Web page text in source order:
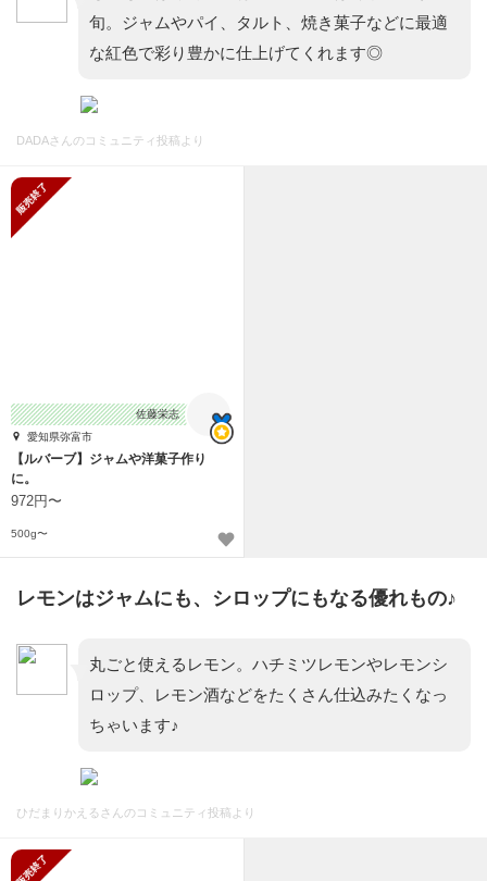
旬。ジャムやパイ、タルト、焼き菓子などに最適
な紅色で彩り豊かに仕上げてくれます◎
DADAさんのコミュニティ投稿より
佐藤栄志
愛知県弥富市
【ルバーブ】ジャムや洋菓子作り
に。
972円〜
500g〜
レモンはジャムにも、シロップにもなる優れもの♪
丸ごと使えるレモン。ハチミツレモンやレモンシ
ロップ、レモン酒などをたくさん仕込みたくなっ
ちゃいます♪
ひだまりかえるさんのコミュニティ投稿より